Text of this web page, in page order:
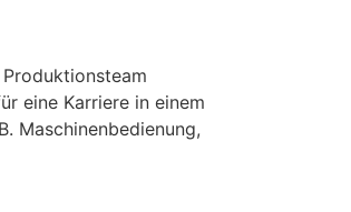
eine Karriere in einem
Maschinenbedienung,